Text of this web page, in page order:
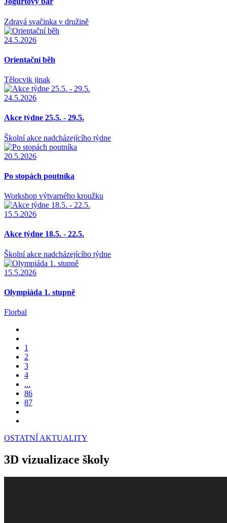
Zdravá svačinka v družině
24.5.2026
Orientační běh
Tělocvik jinak
24.5.2026
Akce týdne 25.5. - 29.5.
Školní akce nadcházejícího týdne
20.5.2026
Po stopách poutníka
Workshop výtvarného kroužku
15.5.2026
Akce týdne 18.5. - 22.5.
Školní akce nadcházejícího týdne
15.5.2026
Olympiáda 1. stupně
Florbal
1
2
3
4
...
86
87
OSTATNÍ AKTUALITY
3D vizualizace školy